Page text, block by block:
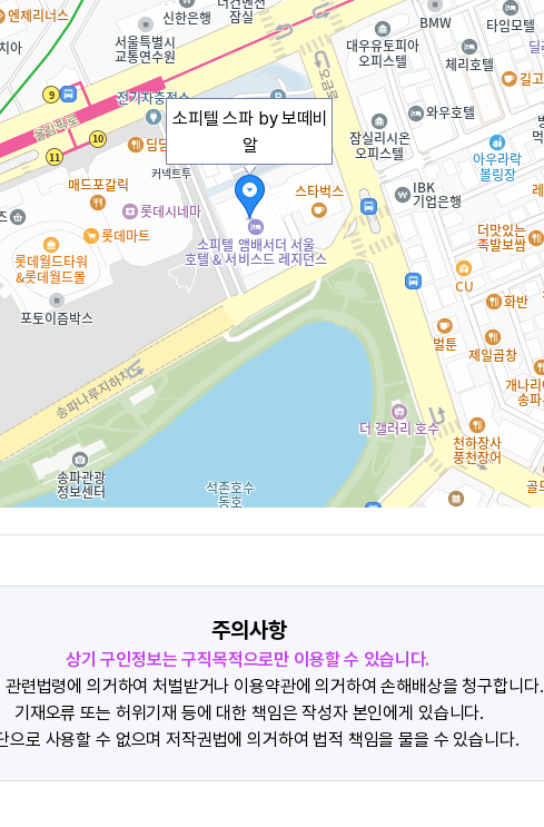
소피텔 스파 by 보떼비
알
주의사항
상기 구인정보는 구직목적으로만 이용할 수 있습니다.
관련법령에 의거하여 처벌받거나 이용약관에 의거하여 손해배상을 청구합니다.
기재오류 또는 허위기재 등에 대한 책임은 작성자 본인에게 있습니다.
으로 사용할 수 없으며 저작권법에 의거하여 법적 책임을 물을 수 있습니다.